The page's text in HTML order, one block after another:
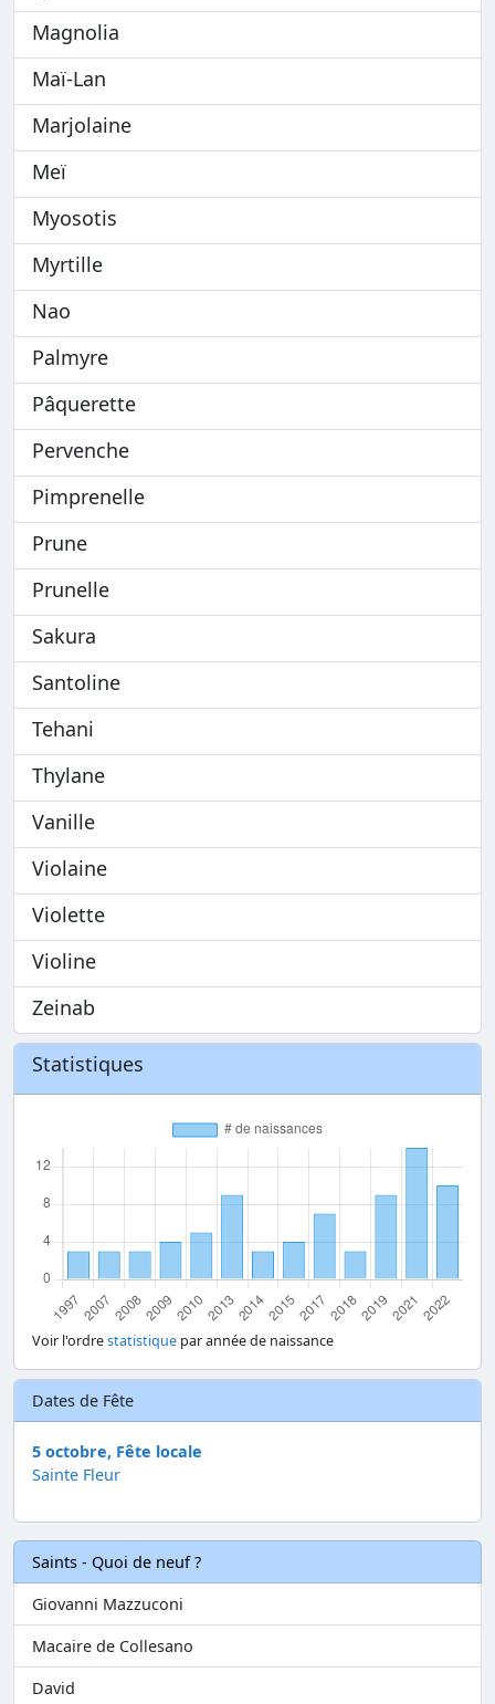
Magnolia
Maï-Lan
Marjolaine
Meï
Myosotis
Myrtille
Nao
Palmyre
Pâquerette
Pervenche
Pimprenelle
Prune
Prunelle
Sakura
Santoline
Tehani
Thylane
Vanille
Violaine
Violette
Violine
Zeinab
Statistiques
Voir l'ordrestatistique par année de naissance
Dates de Fête
5 octobre, Fête locale
Sainte Fleur
Saints - Quoi de neuf ?
Giovanni Mazzuconi
Macaire de Collesano
David